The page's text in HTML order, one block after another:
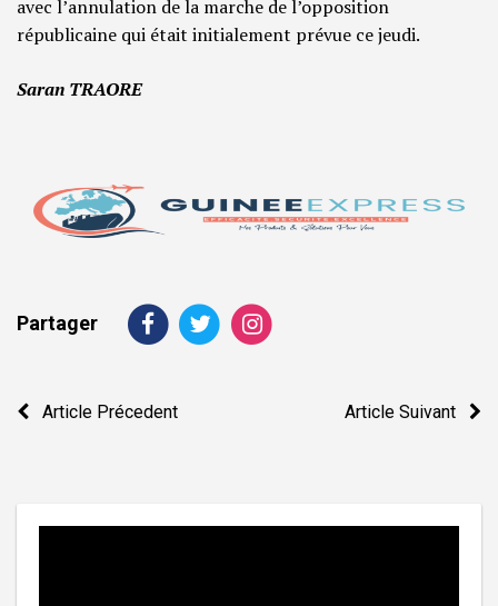
avec l’annulation de la marche de l’opposition
républicaine qui était initialement prévue ce jeudi.
Saran TRAORE
Partager
Navigation
Article Précedent Article Suivant